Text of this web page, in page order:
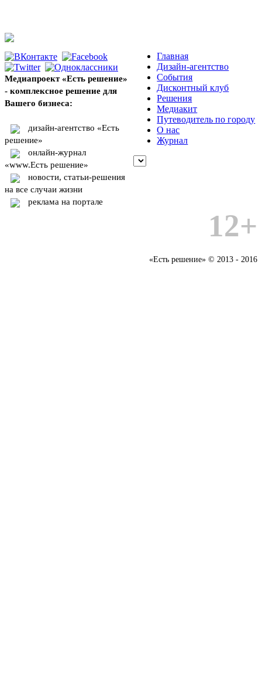
Медиапроект «Есть решение»
- комплексное решение для
Вашего бизнеса:
дизайн-агентство «Есть
решение»
онлайн-журнал
«www.Есть решение»
новости, статьи-решения
на все случаи жизни
реклама на портале
Главная
Дизайн-агентство
События
Дисконтный клуб
Решения
Медиакит
Путеводитель по городу
О нас
Журнал
12+
«Есть решение» © 2013 - 2016